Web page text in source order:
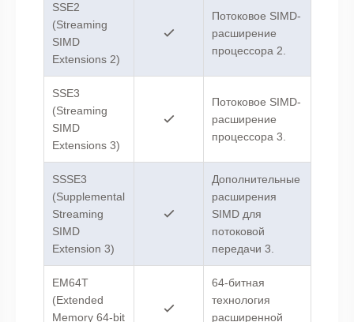
SSE2
(Streaming
SIMD
Extensions 2)
Потоковое SIMD-
расширение
процессора 2.
SSE3
(Streaming
SIMD
Extensions 3)
Потоковое SIMD-
расширение
процессора 3.
SSSE3
(Supplemental
Streaming
SIMD
Extension 3)
Дополнительные
расширения
SIMD для
потоковой
передачи 3.
EM64T
(Extended
Memory 64-bit
64-битная
технология
расширенной